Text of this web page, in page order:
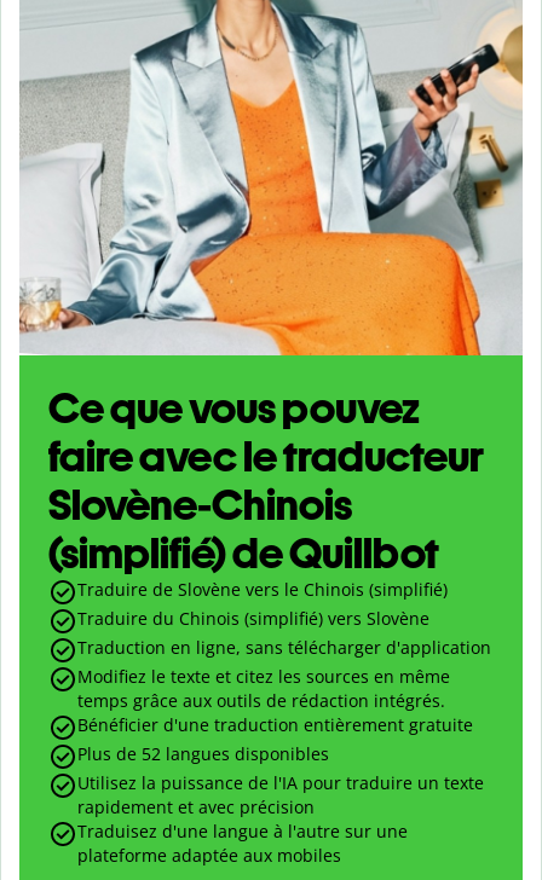
Ce que vous pouvez
faire avec le traducteur
Slovène-Chinois
(simplifié) de Quillbot
Traduire de Slovène vers le Chinois (simplifié)
Traduire du Chinois (simplifié) vers Slovène
Traduction en ligne, sans télécharger d'application
Modifiez le texte et citez les sources en même
temps grâce aux outils de rédaction intégrés.
Bénéficier d'une traduction entièrement gratuite
Plus de 52 langues disponibles
Utilisez la puissance de l'IA pour traduire un texte
rapidement et avec précision
Traduisez d'une langue à l'autre sur une
plateforme adaptée aux mobiles